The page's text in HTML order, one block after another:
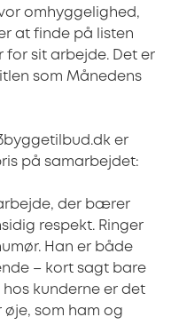
omhyggelighed,
at finde på listen
for sit arbejde. Det er
som Månedens
er
på samarbejdet:
der bærer
respekt. Ringer
Han er både
– kort sagt bare
kunderne er det
som ham og